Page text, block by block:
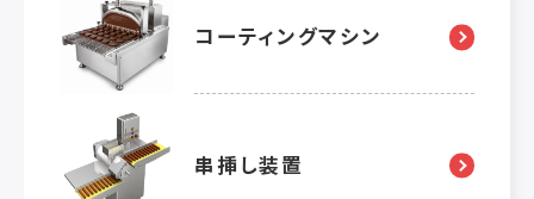
コーティングマシン
串挿し装置